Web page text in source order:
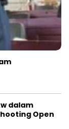
dalam
Open